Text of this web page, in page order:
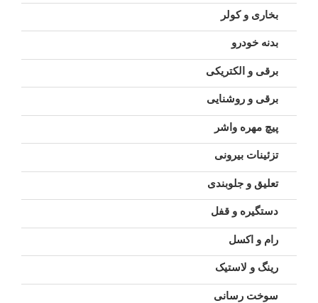
بخاری و کولر
بدنه خودرو
برقی و الکتریکی
برقی و روشنایی
پیچ مهره واشر
تزئینات بیرونی
تعلیق و جلوبندی
دستگیره و قفل
رام و اکسل
رینگ و لاستیک
سوخت رسانی